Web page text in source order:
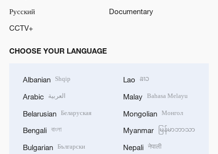
Русский
Documentary
CCTV+
CHOOSE YOUR LANGUAGE
Albanian Shqip
Arabic العربية
Belarusian Беларуская
Bengali বাংলা
Bulgarian Български
Lao ລາວ
Malay Bahasa Melayu
Mongolian Монгол
Myanmar မြန်မာဘာသာ
Nepali नेपाली